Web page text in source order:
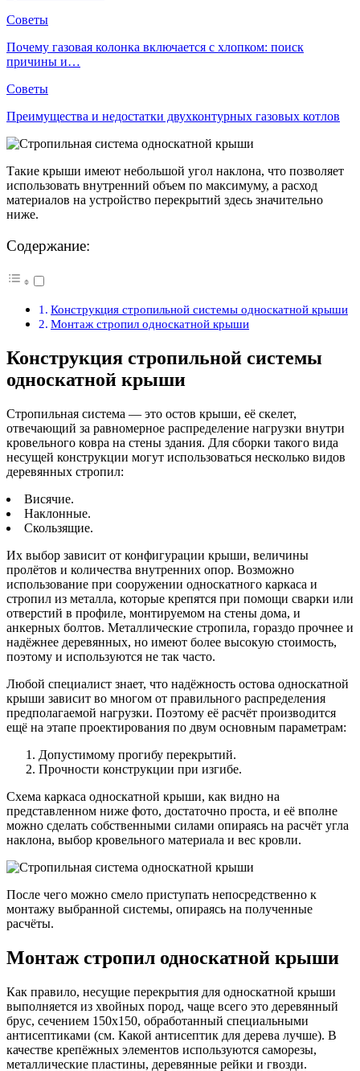
Советы
Почему газовая колонка включается с хлопком: поиск
причины и…
Советы
Преимущества и недостатки двухконтурных газовых котлов
Такие крыши имеют небольшой угол наклона, что позволяет
использовать внутренний объем по максимуму, а расход
материалов на устройство перекрытий здесь значительно
ниже.
Содержание:
Конструкция стропильной системы односкатной крыши
Монтаж стропил односкатной крыши
Конструкция стропильной системы
односкатной крыши
Стропильная система — это остов крыши, её скелет,
отвечающий за равномерное распределение нагрузки внутри
кровельного ковра на стены здания. Для сборки такого вида
несущей конструкции могут использоваться несколько видов
деревянных стропил:
Висячие.
Наклонные.
Скользящие.
Их выбор зависит от конфигурации крыши, величины
пролётов и количества внутренних опор. Возможно
использование при сооружении односкатного каркаса и
стропил из металла, которые крепятся при помощи сварки или
отверстий в профиле, монтируемом на стены дома, и
анкерных болтов. Металлические стропила, гораздо прочнее и
надёжнее деревянных, но имеют более высокую стоимость,
поэтому и используются не так часто.
Любой специалист знает, что надёжность остова односкатной
крыши зависит во многом от правильного распределения
предполагаемой нагрузки. Поэтому её расчёт производится
ещё на этапе проектирования по двум основным параметрам:
Допустимому прогибу перекрытий.
Прочности конструкции при изгибе.
Схема каркаса односкатной крыши, как видно на
представленном ниже фото, достаточно проста, и её вполне
можно сделать собственными силами опираясь на расчёт угла
наклона, выбор кровельного материала и вес кровли.
После чего можно смело приступать непосредственно к
монтажу выбранной системы, опираясь на полученные
расчёты.
Монтаж стропил односкатной крыши
Как правило, несущие перекрытия для односкатной крыши
выполняется из хвойных пород, чаще всего это деревянный
брус, сечением 150х150, обработанный специальными
антисептиками (см. Какой антисептик для дерева лучше). В
качестве крепёжных элементов используются саморезы,
металлические пластины, деревянные рейки и гвозди.